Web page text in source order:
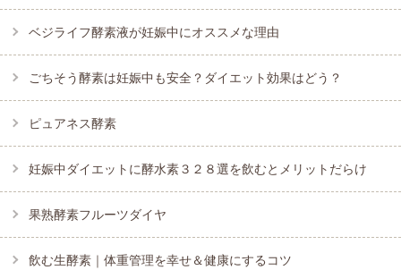
ベジライフ酵素液が妊娠中にオススメな理由
ごちそう酵素は妊娠中も安全？ダイエット効果はどう？
ピュアネス酵素
妊娠中ダイエットに酵水素３２８選を飲むとメリットだらけ
果熟酵素フルーツダイヤ
飲む生酵素｜体重管理を幸せ＆健康にするコツ